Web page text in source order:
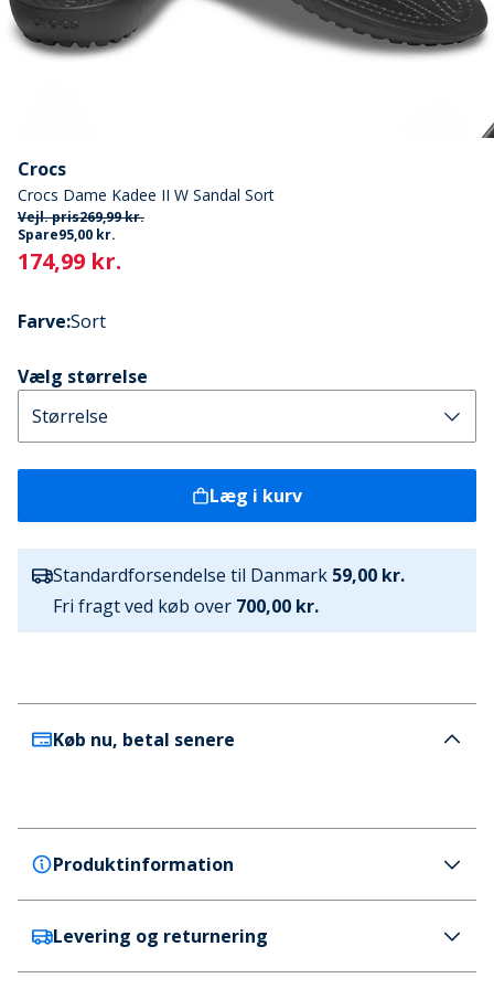
Crocs
Crocs Dame Kadee II W Sandal Sort
Vejl. pris269,99 kr.
Spare95,00 kr.
Current
174,99 kr.
Farve:Sort
Vælg størrelse
Læg i kurv
Standardforsendelse til Danmark 59,00 kr.
Fri fragt ved køb over 700,00 kr.
Køb nu, betal senere
Produktinformation
Crocs
Crocs Dame Kadee II W Sandal Sort
Levering og returnering